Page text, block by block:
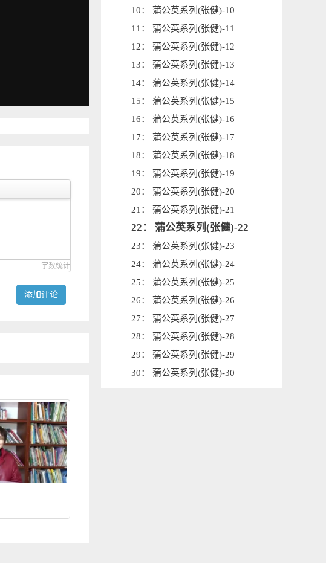
字数统计
添加评论
10： 蒲公英系列(张健)-10
11： 蒲公英系列(张健)-11
12： 蒲公英系列(张健)-12
13： 蒲公英系列(张健)-13
14： 蒲公英系列(张健)-14
15： 蒲公英系列(张健)-15
16： 蒲公英系列(张健)-16
17： 蒲公英系列(张健)-17
18： 蒲公英系列(张健)-18
19： 蒲公英系列(张健)-19
20： 蒲公英系列(张健)-20
21： 蒲公英系列(张健)-21
22： 蒲公英系列(张健)-22
23： 蒲公英系列(张健)-23
24： 蒲公英系列(张健)-24
25： 蒲公英系列(张健)-25
26： 蒲公英系列(张健)-26
27： 蒲公英系列(张健)-27
28： 蒲公英系列(张健)-28
29： 蒲公英系列(张健)-29
30： 蒲公英系列(张健)-30